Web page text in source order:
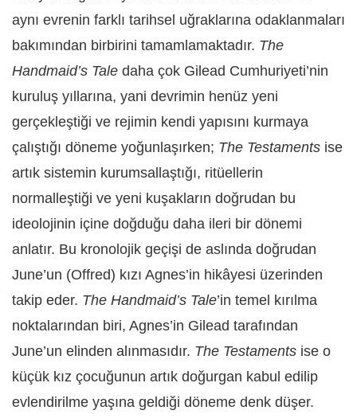
aynı evrenin farklı tarihsel uğraklarına odaklanmaları
bakımından birbirini tamamlamaktadır. The
Handmaid’s Tale daha çok Gilead Cumhuriyeti’nin
kuruluş yıllarına, yani devrimin henüz yeni
gerçekleştiği ve rejimin kendi yapısını kurmaya
çalıştığı döneme yoğunlaşırken; The Testaments ise
artık sistemin kurumsallaştığı, ritüellerin
normalleştiği ve yeni kuşakların doğrudan bu
ideolojinin içine doğduğu daha ileri bir dönemi
anlatır. Bu kronolojik geçişi de aslında doğrudan
June’un (Offred) kızı Agnes’in hikâyesi üzerinden
takip eder. The Handmaid’s Tale’in temel kırılma
noktalarından biri, Agnes’in Gilead tarafından
June’un elinden alınmasıdır. The Testaments ise o
küçük kız çocuğunun artık doğurgan kabul edilip
evlendirilme yaşına geldiği döneme denk düşer.